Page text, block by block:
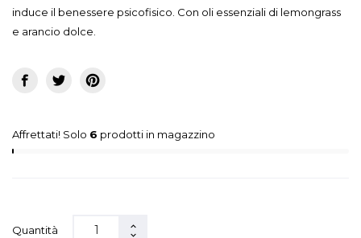
induce il benessere psicofisico. Con oli essenziali di lemongrass
e arancio dolce.
Affrettati! Solo 6 prodotti in magazzino
Quantità